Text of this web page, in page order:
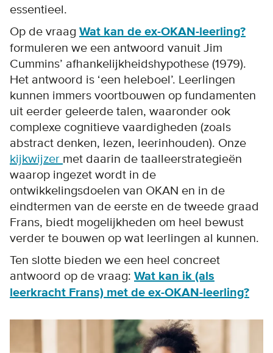
essentieel.
Op de vraag Wat kan de ex-OKAN-leerling?
formuleren we een antwoord vanuit Jim
Cummins’ afhankelijkheidshypothese (1979).
Het antwoord is ‘een heleboel’. Leerlingen
kunnen immers voortbouwen op fundamenten
uit eerder geleerde talen, waaronder ook
complexe cognitieve vaardigheden (zoals
abstract denken, lezen, leerinhouden). Onze
kijkwijzer met daarin de taalleerstrategieën
waarop ingezet wordt in de
ontwikkelingsdoelen van OKAN en in de
eindtermen van de eerste en de tweede graad
Frans, biedt mogelijkheden om heel bewust
verder te bouwen op wat leerlingen al kunnen.
Ten slotte bieden we een heel concreet
antwoord op de vraag: Wat kan ik (als
leerkracht Frans) met de ex-OKAN-leerling?